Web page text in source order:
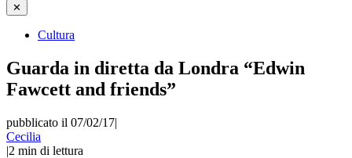
✕
Cultura
Guarda in diretta da Londra “Edwin
Fawcett and friends”
pubblicato il 07/02/17|
Cecilia
|2 min di lettura